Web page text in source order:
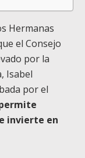
Hermanas
el Consejo
por la
Isabel
por el
invierte en